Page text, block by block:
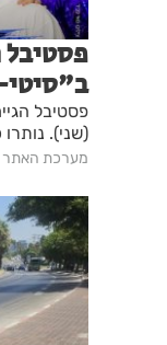
פסטיבל
(שני).
מערכת האתר